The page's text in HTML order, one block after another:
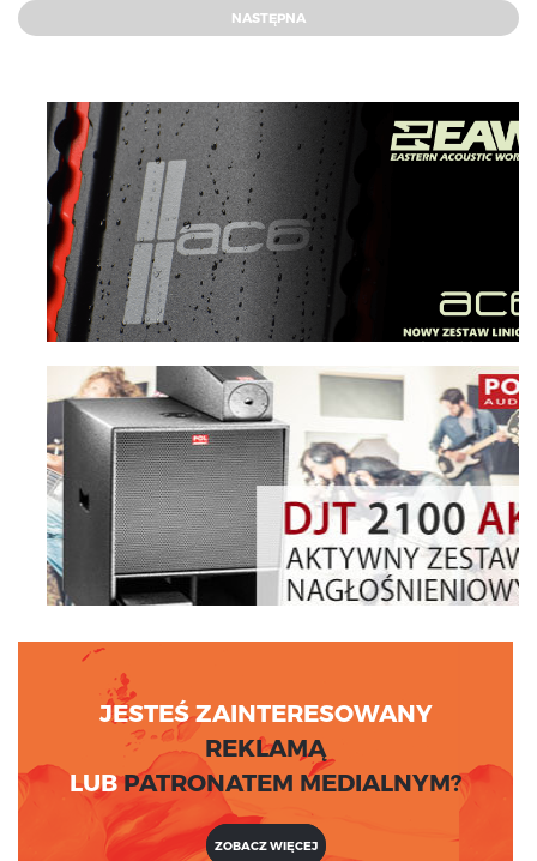
NASTĘPNA
JESTEŚ ZAINTERESOWANY
REKLAMĄ
LUBPATRONATEM MEDIALNYM?
ZOBACZ WIĘCEJ